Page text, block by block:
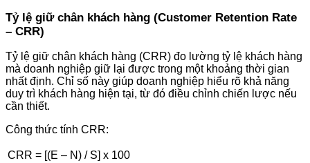
Tỷ lệ giữ chân khách hàng (Customer Retention Rate
– CRR)
Tỷ lệ giữ chân khách hàng (CRR) đo lường tỷ lệ khách hàng
mà doanh nghiệp giữ lại được trong một khoảng thời gian
nhất định. Chỉ số này giúp doanh nghiệp hiểu rõ khả năng
duy trì khách hàng hiện tại, từ đó điều chỉnh chiến lược nếu
cần thiết​.
Công thức tính CRR:
CRR = [(E – N) / S] x 100